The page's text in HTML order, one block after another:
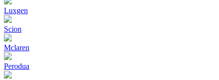
Luxgen
Scion
Mclaren
Perodua